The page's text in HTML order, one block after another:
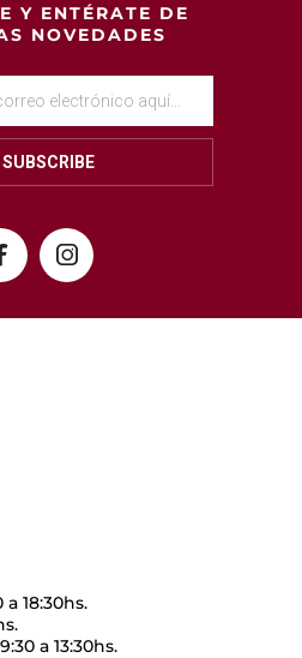
Y ENTÉRATE DE
NOVEDADES
SUBSCRIBE
18:30hs.
a 13:30hs.